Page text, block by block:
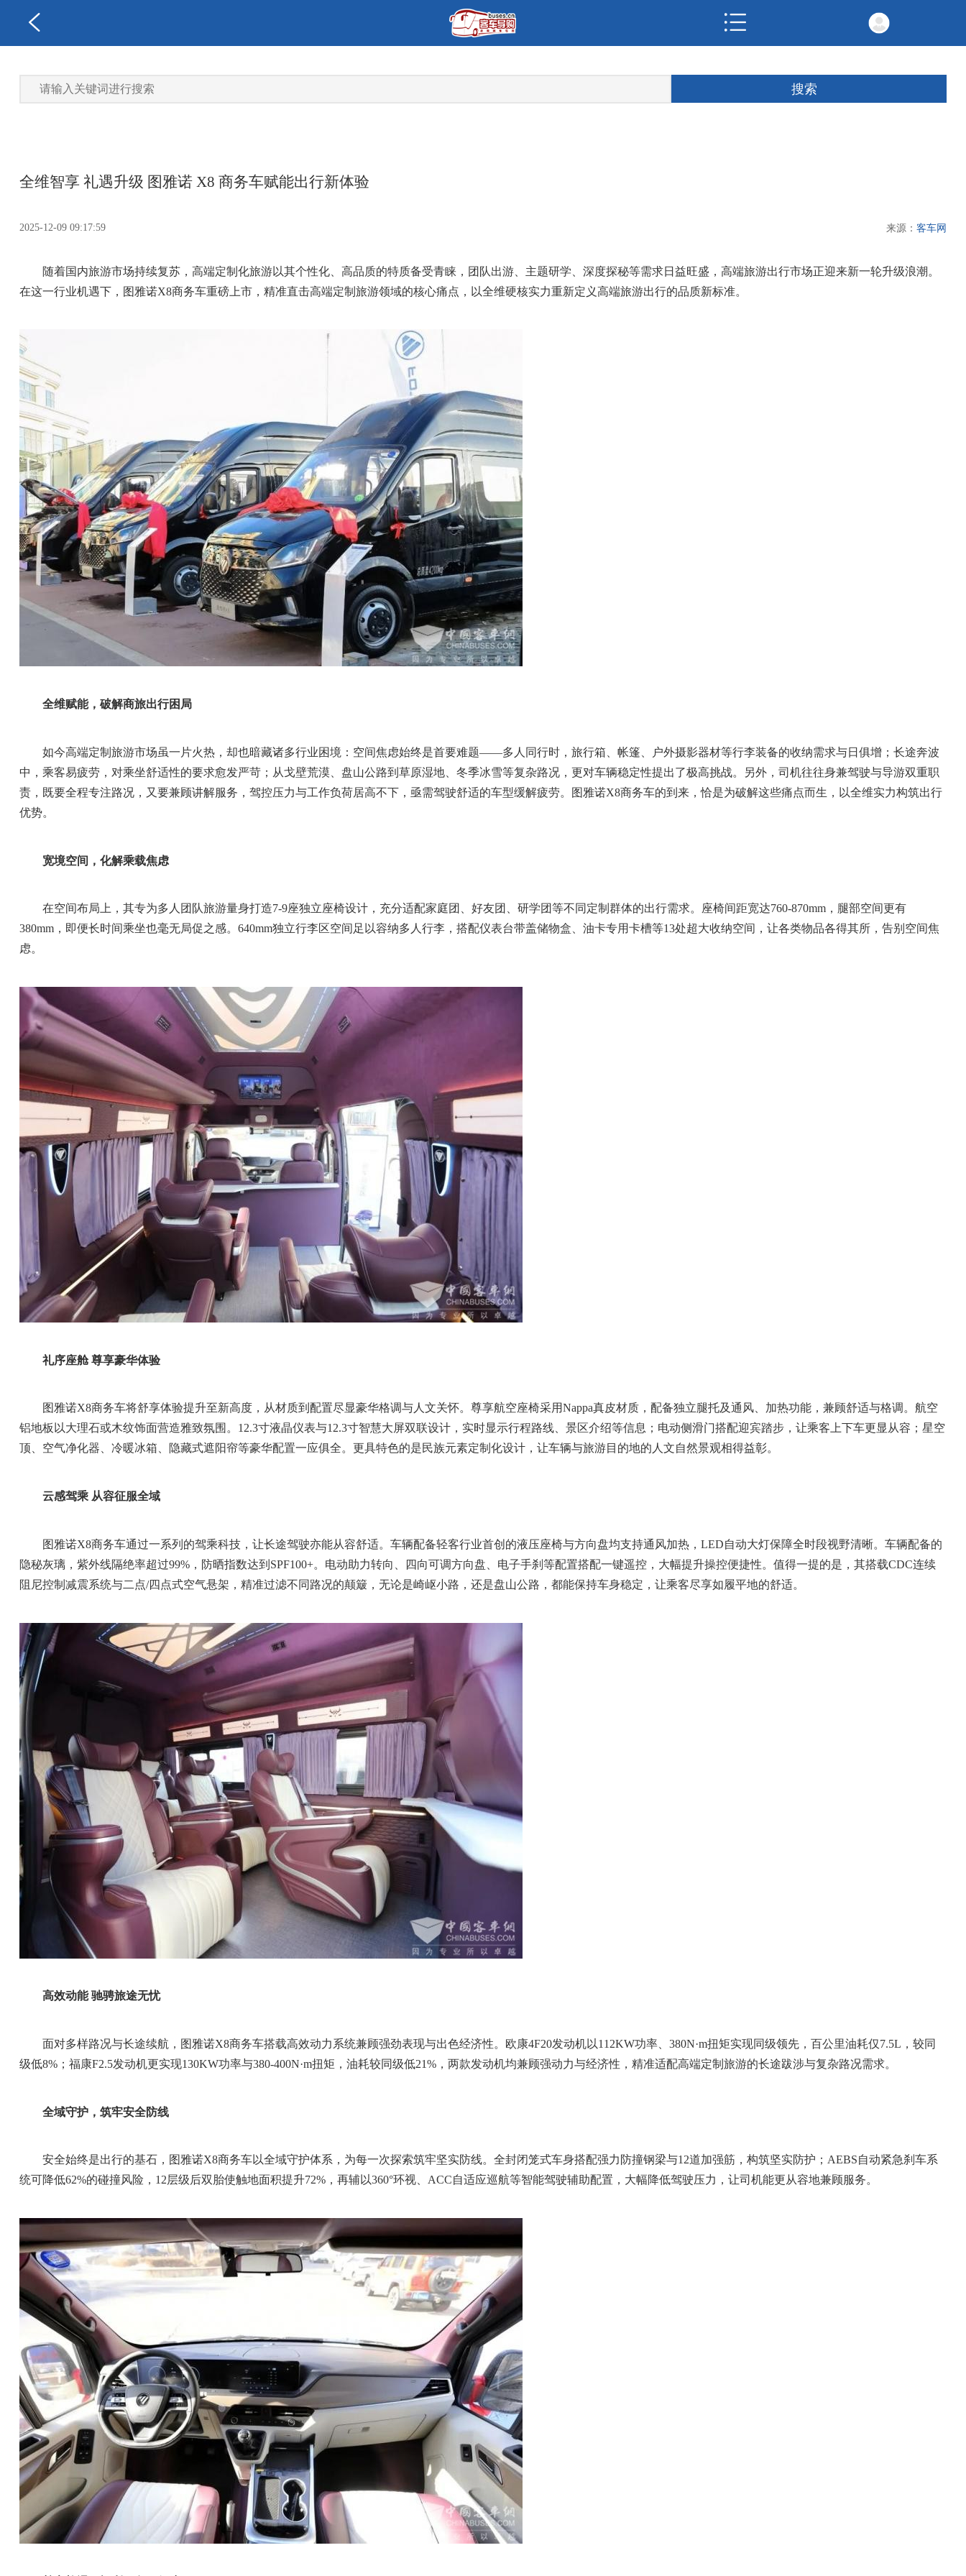
全维智享 礼遇升级 图雅诺 X8 商务车赋能出行新体验
2025-12-09 09:17:59 来源：客车网
随着国内旅游市场持续复苏，高端定制化旅游以其个性化、高品质的特质备受青睐，团队出游、主题研学、深度探秘等需求日益旺盛，高端旅游出行市场正迎来新一轮升级浪潮。
在这一行业机遇下，图雅诺X8商务车重磅上市，精准直击高端定制旅游领域的核心痛点，以全维硬核实力重新定义高端旅游出行的品质新标准。
全维赋能，破解商旅出行困局
如今高端定制旅游市场虽一片火热，却也暗藏诸多行业困境：空间焦虑始终是首要难题——多人同行时，旅行箱、帐篷、户外摄影器材等行李装备的收纳需求与日俱增；长途奔波
中，乘客易疲劳，对乘坐舒适性的要求愈发严苛；从戈壁荒漠、盘山公路到草原湿地、冬季冰雪等复杂路况，更对车辆稳定性提出了极高挑战。另外，司机往往身兼驾驶与导游双重职
责，既要全程专注路况，又要兼顾讲解服务，驾控压力与工作负荷居高不下，亟需驾驶舒适的车型缓解疲劳。图雅诺X8商务车的到来，恰是为破解这些痛点而生，以全维实力构筑出行
优势。
宽境空间，化解乘载焦虑
在空间布局上，其专为多人团队旅游量身打造7-9座独立座椅设计，充分适配家庭团、好友团、研学团等不同定制群体的出行需求。座椅间距宽达760-870mm，腿部空间更有
380mm，即便长时间乘坐也毫无局促之感。640mm独立行李区空间足以容纳多人行李，搭配仪表台带盖储物盒、油卡专用卡槽等13处超大收纳空间，让各类物品各得其所，告别空间焦
虑。
礼序座舱 尊享豪华体验
图雅诺X8商务车将舒享体验提升至新高度，从材质到配置尽显豪华格调与人文关怀。尊享航空座椅采用Nappa真皮材质，配备独立腿托及通风、加热功能，兼顾舒适与格调。航空
铝地板以大理石或木纹饰面营造雅致氛围。12.3寸液晶仪表与12.3寸智慧大屏双联设计，实时显示行程路线、景区介绍等信息；电动侧滑门搭配迎宾踏步，让乘客上下车更显从容；星空
顶、空气净化器、冷暖冰箱、隐藏式遮阳帘等豪华配置一应俱全。更具特色的是民族元素定制化设计，让车辆与旅游目的地的人文自然景观相得益彰。
云感驾乘 从容征服全域
图雅诺X8商务车通过一系列的驾乘科技，让长途驾驶亦能从容舒适。车辆配备轻客行业首创的液压座椅与方向盘均支持通风加热，LED自动大灯保障全时段视野清晰。车辆配备的
隐秘灰璃，紫外线隔绝率超过99%，防晒指数达到SPF100+。电动助力转向、四向可调方向盘、电子手刹等配置搭配一键遥控，大幅提升操控便捷性。值得一提的是，其搭载CDC连续
阻尼控制减震系统与二点/四点式空气悬架，精准过滤不同路况的颠簸，无论是崎岖小路，还是盘山公路，都能保持车身稳定，让乘客尽享如履平地的舒适。
高效动能 驰骋旅途无忧
面对多样路况与长途续航，图雅诺X8商务车搭载高效动力系统兼顾强劲表现与出色经济性。欧康4F20发动机以112KW功率、380N·m扭矩实现同级领先，百公里油耗仅7.5L，较同
级低8%；福康F2.5发动机更实现130KW功率与380-400N·m扭矩，油耗较同级低21%，两款发动机均兼顾强动力与经济性，精准适配高端定制旅游的长途跋涉与复杂路况需求。
全域守护，筑牢安全防线
安全始终是出行的基石，图雅诺X8商务车以全域守护体系，为每一次探索筑牢坚实防线。全封闭笼式车身搭配强力防撞钢梁与12道加强筋，构筑坚实防护；AEBS自动紧急刹车系
统可降低62%的碰撞风险，12层级后双胎使触地面积提升72%，再辅以360°环视、ACC自适应巡航等智能驾驶辅助配置，大幅降低驾驶压力，让司机能更从容地兼顾服务。